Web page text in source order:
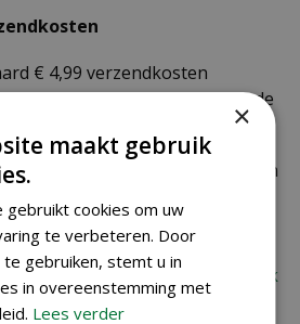
€ 4,99 verzendkosten
en producten die buiten de
worden in de laatste stap van
landen:
wij ook buiten Nederland,
bekijk
×
maakt gebruik
gebruikt cookies om uw
te verbeteren. Door
gebruiken, stemt u in
in overeenstemming met
Lees verder